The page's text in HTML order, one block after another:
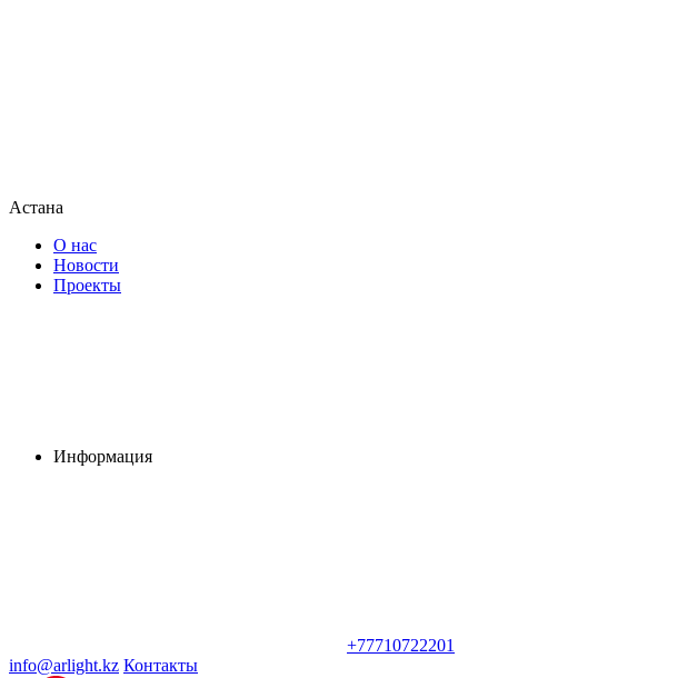
Астана
О нас
Новости
Проекты
Информация
+77710722201
info@arlight.kz Контакты